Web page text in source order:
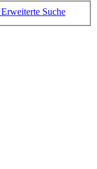
Erweiterte Suche